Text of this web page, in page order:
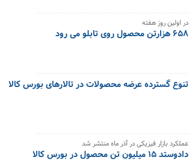
در اولین روز هفته
۶۵۸ هزارتن محصول روی تابلو می رود
تنوع گسترده عرضه محصولات در تالارهای بورس کالا
عملکرد بازار فیزیکی در آذر ماه منتشر شد
دادوستد ۱۵ میلیون تن محصول در بورس کالا